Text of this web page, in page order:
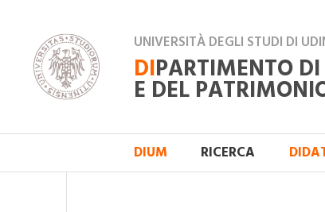
UNIVERSITÀ DEGLI STUDI DI
DIPARTIMENTO
E DEL
DIUM RICERCA